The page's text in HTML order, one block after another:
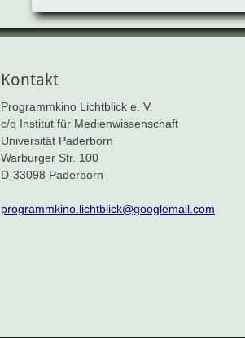
Kontakt
Programmkino Lichtblick e. V.
c/o Institut für Medienwissenschaft
Universität Paderborn
Warburger Str. 100
D-33098 Paderborn
programmkino.lichtblick@googlemail.com